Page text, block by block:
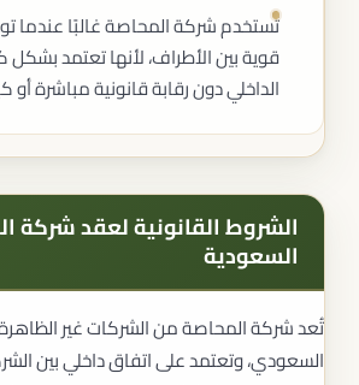
تُستخدم شركة المحاصة غالبًا عندما
قوية بين الأطراف، لأنها تعتمد بشكل
الداخلي دون رقابة قانونية مباشرة
الشروط القانونية لعقد شركة
السعودية
تُعد شركة المحاصة من الشركات غير
السعودي، وتعتمد على اتفاق داخلي بين